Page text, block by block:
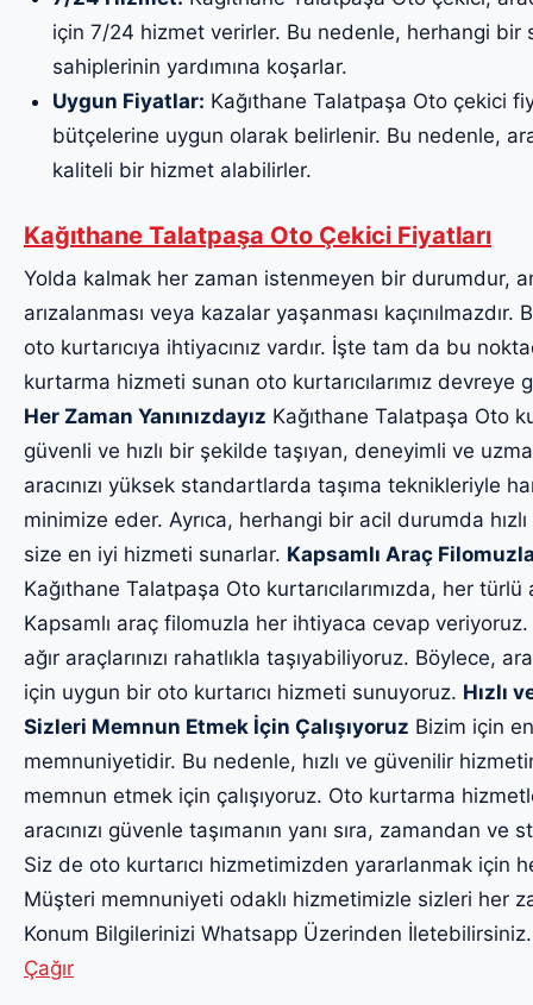
için 7/24 hizmet verirler. Bu nedenle, herhangi bir
sahiplerinin yardımına koşarlar.
Uygun Fiyatlar: Kağıthane Talatpaşa Oto çekici
bütçelerine uygun olarak belirlenir. Bu nedenle,
kaliteli bir hizmet alabilirler.
Kağıthane Talatpaşa Oto Çekici Fiyatları
Yolda kalmak her zaman istenmeyen bir durumdur,
arızalanması veya kazalar yaşanması
oto kurtarıcıya ihtiyacınız vardır. İşte tam da bu
kurtarma hizmeti sunan oto kurtarıcılarımız devreye
Her Zaman Yanınızdayız Kağıthane Talatpaşa Oto
güvenli ve hızlı bir şekilde taşıyan, deneyimli ve
aracınızı yüksek standartlarda taşıma teknikleriyle
minimize eder. Ayrıca, herhangi bir acil durumda
size en iyi hizmeti sunarlar. Kapsamlı Araç
Kağıthane Talatpaşa Oto kurtarıcılarımızda, her
Kapsamlı araç filomuzla her ihtiyaca cevap
ağır araçlarınızı rahatlıkla taşıyabiliyoruz. Böylece,
için uygun bir oto kurtarıcı hizmeti sunuyoruz. Hızlı
Sizleri Memnun Etmek İçin Çalışıyoruz Bizim için
memnuniyetidir. Bu nedenle, hızlı ve güvenilir
memnun etmek için çalışıyoruz. Oto kurtarma
aracınızı güvenle taşımanın yanı sıra, zamandan
Siz de oto kurtarıcı hizmetimizden yararlanmak için
Müşteri memnuniyeti odaklı hizmetimizle sizleri her
Konum Bilgilerinizi Whatsapp Üzerinden
Çağır